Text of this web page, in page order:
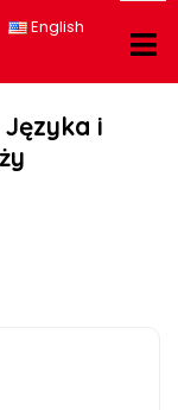
English
i